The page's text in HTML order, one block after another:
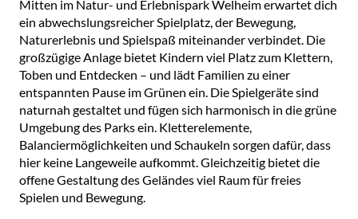
Mitten im Natur- und Erlebnispark Welheim erwartet dich
ein abwechslungsreicher Spielplatz, der Bewegung,
Naturerlebnis und Spielspaß miteinander verbindet. Die
großzügige Anlage bietet Kindern viel Platz zum Klettern,
Toben und Entdecken – und lädt Familien zu einer
entspannten Pause im Grünen ein. Die Spielgeräte sind
naturnah gestaltet und fügen sich harmonisch in die grüne
Umgebung des Parks ein. Kletterelemente,
Balanciermöglichkeiten und Schaukeln sorgen dafür, dass
hier keine Langeweile aufkommt. Gleichzeitig bietet die
offene Gestaltung des Geländes viel Raum für freies
Spielen und Bewegung.